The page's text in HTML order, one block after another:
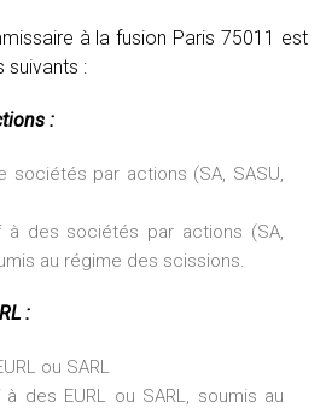
à la fusion Paris 75011 est
suivants :
:
sociétés par actions (SA, SASU,
à des sociétés par actions (SA,
au régime des scissions.
:
ou SARL
des EURL ou SARL, soumis au